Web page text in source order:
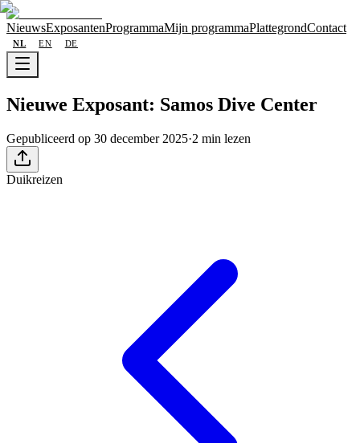
NieuwsExposantenProgrammaMijn programmaPlattegrondContact
NL EN DE
Nieuwe Exposant: Samos Dive Center
Gepubliceerd op 30 december 2025·2 min lezen
Duikreizen